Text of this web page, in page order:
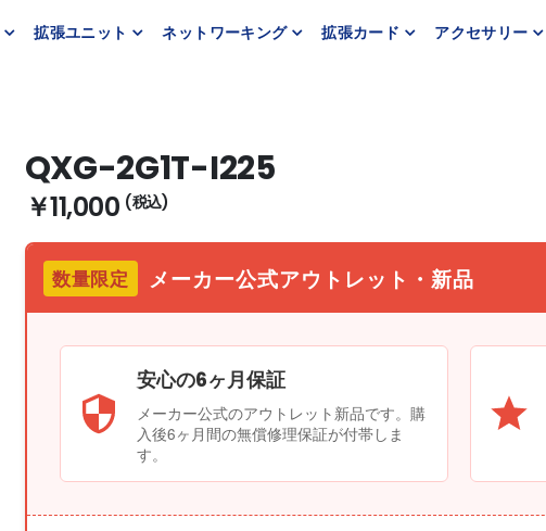
拡張ユニット ネットワーキング 拡張カード アクセサリー
QXG-2G1T-I225
￥11,000
数量限定 メーカー公式アウトレット・新品
安心の6ヶ月保証
メーカー公式のアウトレット新品です。購
入後6ヶ月間の無償修理保証が付帯しま
す。